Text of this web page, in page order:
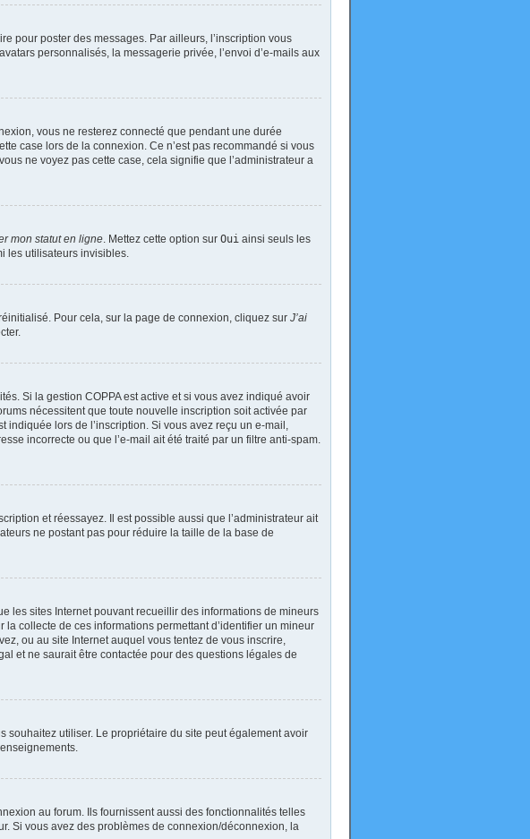
pour poster des messages. Par ailleurs, l’inscription vous
personnalisés, la messagerie privée, l’envoi d’e-mails aux
vous ne resterez connecté que pendant une durée
case lors de la connexion. Ce n’est pas recommandé si vous
ne voyez pas cette case, cela signifie que l’administrateur a
mon statut en ligne. Mettez cette option sur Oui ainsi seuls les
les utilisateurs invisibles.
Pour cela, sur la page de connexion, cliquez sur J’ai
Si la gestion COPPA est active et si vous avez indiqué avoir
nécessitent que toute nouvelle inscription soit activée par
indiquée lors de l’inscription. Si vous avez reçu un e-mail,
incorrecte ou que l’e-mail ait été traité par un filtre anti-spam.
et réessayez. Il est possible aussi que l’administrateur ait
ne postant pas pour réduire la taille de la base de
les sites Internet pouvant recueillir des informations de mineurs
la collecte de ces informations permettant d’identifier un mineur
ou au site Internet auquel vous tentez de vous inscrire,
et ne saurait être contactée pour des questions légales de
souhaitez utiliser. Le propriétaire du site peut également avoir
au forum. Ils fournissent aussi des fonctionnalités telles
Si vous avez des problèmes de connexion/déconnexion, la